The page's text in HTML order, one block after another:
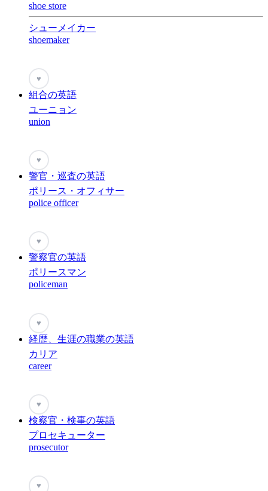
shoe store
シューメイカー
shoemaker
♥
組合の英語
ユーニョン
union
♥
警官・巡査の英語
ポリース・オフィサー
police officer
♥
警察官の英語
ポリースマン
policeman
♥
経歴、生涯の職業の英語
カリア
career
♥
検察官・検事の英語
プロセキューター
prosecutor
♥